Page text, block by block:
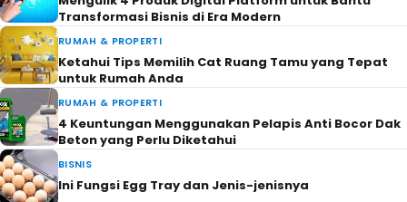
Transformasi Bisnis di Era Modern
RUMAH & PROPERTI
Ketahui Tips Memilih Cat Ruang Tamu yang Tepat
untuk Rumah Anda
RUMAH & PROPERTI
4 Keuntungan Menggunakan Pelapis Anti Bocor Dak
Beton yang Perlu Diketahui
BISNIS
Ini Fungsi Egg Tray dan Jenis-jenisnya